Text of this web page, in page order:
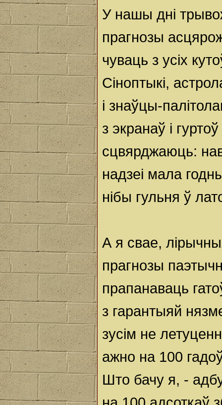
У нашы дні
прагнозы
чуваць з усіх
Сіноптыкі,
і знаўцы-
з экранаў і гуртоў
сцвярджаюць:
надзеі мала
нібы гульня ў
А я свае,
прагнозы
прапанаваць
з гарантыяй
зусім не
ажно на 100
Што бачу я, -